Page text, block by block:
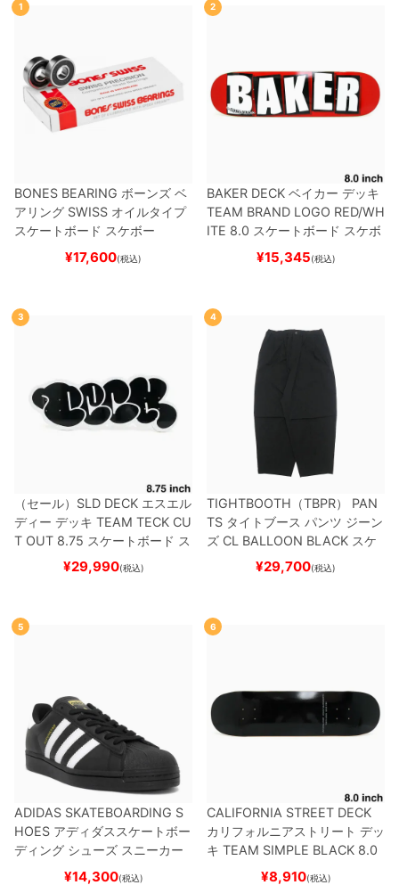
1
BONES BEARING ボーンズ ベ
アリング SWISS オイルタイプ
スケートボード スケボー
¥17,600(税込)
2
BAKER DECK ベイカー デッキ
TEAM BRAND LOGO RED/WH
ITE 8.0 スケートボード スケボ
¥15,345(税込)
3
（セール） SLD DECK エスエル
ディー デッキ TEAM TECK CU
T OUT 8.75 スケートボード ス
¥29,990(税込)
4
TIGHTBOOTH（TBPR） PAN
TS タイトブース パンツ ジーン
ズ CL BALLOON BLACK スケ
ートボード スケボー
¥29,700(税込)
5
ADIDAS SKATEBOARDING S
HOES アディダススケートボー
ディング シューズ スニーカー
スーパースター SUPERSTAR A
¥14,300(税込)
6
CALIFORNIA STREET DECK
カリフォルニアストリート デッ
キ TEAM SIMPLE BLACK 8.0
ブランク（BBS / GENERATO
¥8,910(税込)